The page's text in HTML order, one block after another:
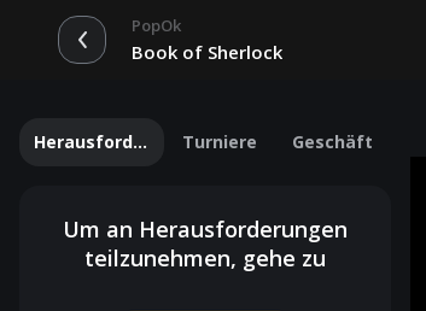
PopOk
Book of Sherlock
Herausforderungen Turniere Geschäft
Um an Herausforderungen
teilzunehmen, gehe zu